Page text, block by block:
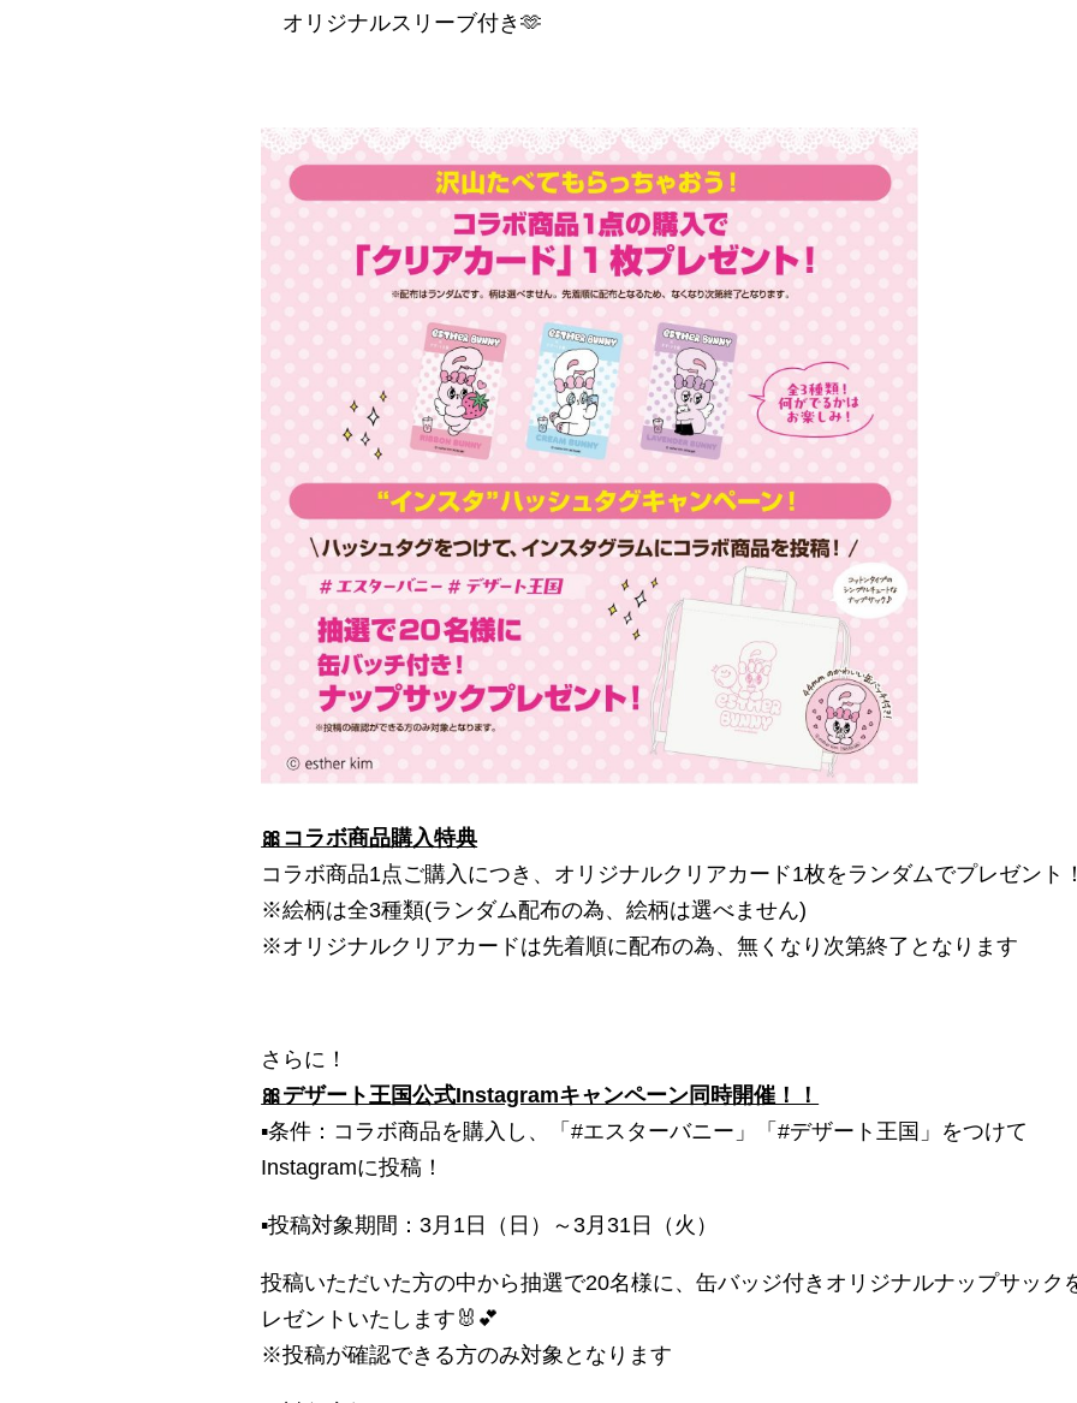
オリジナルスリーブ付き🫶
🎀コラボ商品購入特典
コラボ商品1点ご購入につき、オリジナルクリアカード1枚をランダムでプレゼント
※絵柄は全3種類(ランダム配布の為、絵柄は選べません)
※オリジナルクリアカードは先着順に配布の為、無くなり次第終了となります
さらに！
🎀デザート王国公式Instagramキャンペーン同時開催！！
▪︎条件：コラボ商品を購入し、「#エスターバニー」「#デザート王国」をつけて
Instagramに投稿！
▪︎投稿対象期間：3月1日（日）～3月31日（火）
投稿いただいた方の中から抽選で20名様に、缶バッジ付きオリジナルナップサック
レゼントいたします🐰💕
※投稿が確認できる方のみ対象となります